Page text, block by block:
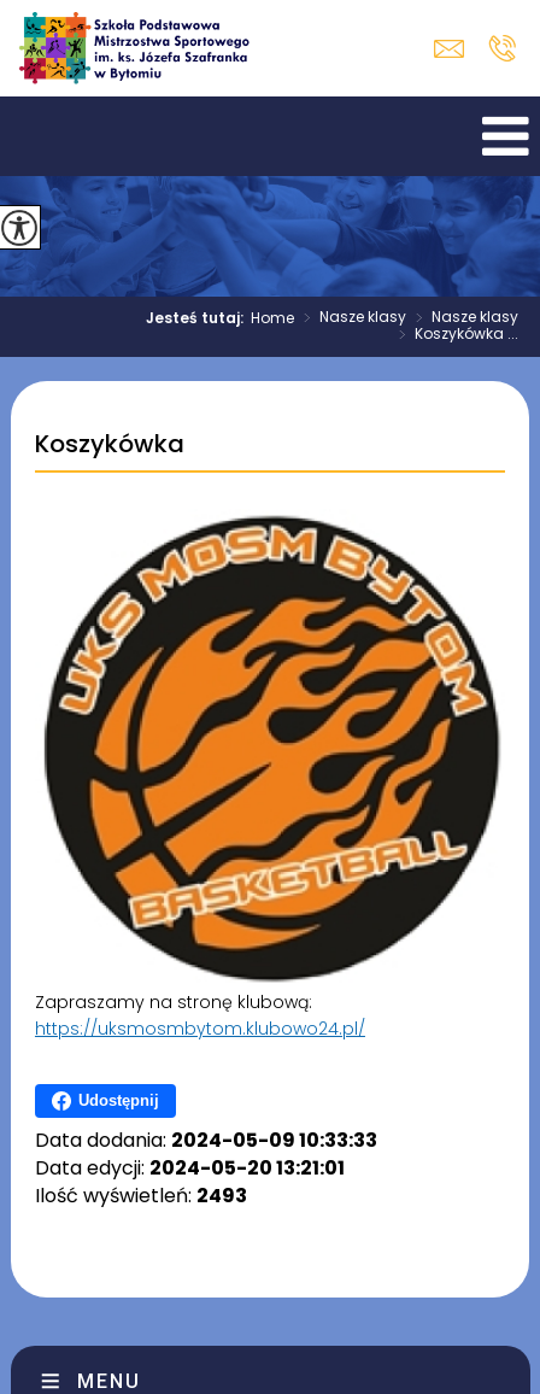
Jesteś tutaj:Home > Nasze klasy > Nasze klasy
> Koszykówka ...
Koszykówka
Zapraszamy na stronę klubową:
https://uksmosmbytom.klubowo24.pl/
Udostępnij
Data dodania: 2024-05-09 10:33:33
Data edycji: 2024-05-20 13:21:01
Ilość wyświetleń: 2493
MENU